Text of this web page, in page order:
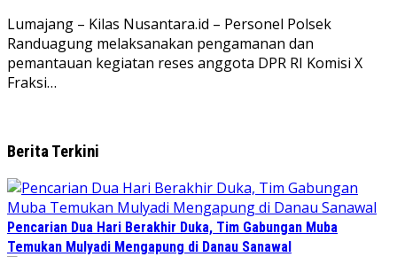
Lumajang – Kilas Nusantara.id – Personel Polsek
Randuagung melaksanakan pengamanan dan
pemantauan kegiatan reses anggota DPR RI Komisi X
Fraksi…
Berita Terkini
Pencarian Dua Hari Berakhir Duka, Tim Gabungan Muba
Temukan Mulyadi Mengapung di Danau Sanawal